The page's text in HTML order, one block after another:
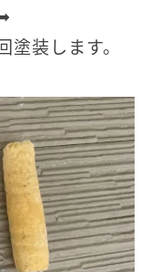
装します。